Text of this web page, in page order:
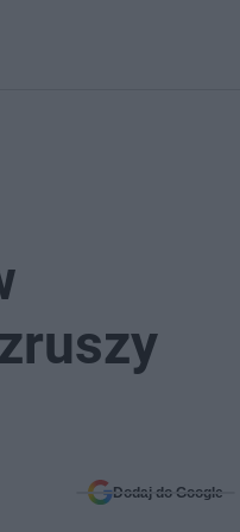
Dodaj do Google